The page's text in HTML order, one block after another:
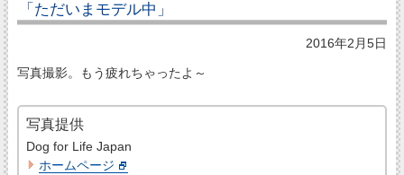
「ただいまモデル中」
2016年2月5日
写真撮影。もう疲れちゃったよ～
写真提供
Dog for Life Japan
ホームページ